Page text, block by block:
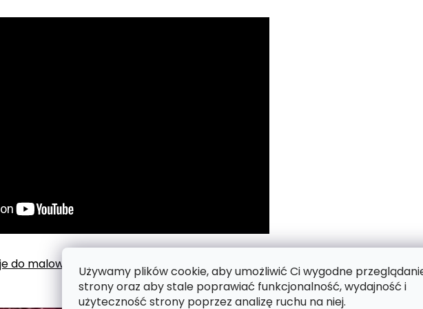
Używamy plików cookie, aby umożliwić Ci wygodne
strony oraz aby stale poprawiać funkcjonalność, wydajność i
użyteczność strony poprzez analizę ruchu na niej.
do malowania po numerach.